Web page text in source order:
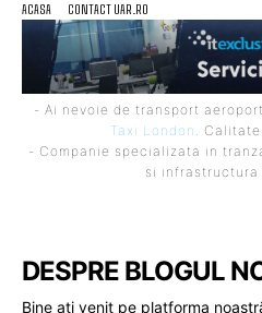
ACASA CONTACT UAR.RO
- Ai nevoie de transport
Taxi London
.
- Companie specializata in
si infrastructura
DESPRE BLOGUL
Bine ați venit pe platforma